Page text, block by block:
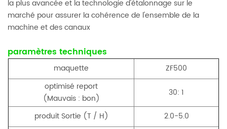
la plus avancée et la technologie d'étalonnage sur le
marché pour assurer la cohérence de l'ensemble de la
machine et des canaux
paramètres techniques
maquette
ZF500
optimisé report
(Mauvais : bon)
30: 1
produit Sortie (T / H)
2.0-5.0